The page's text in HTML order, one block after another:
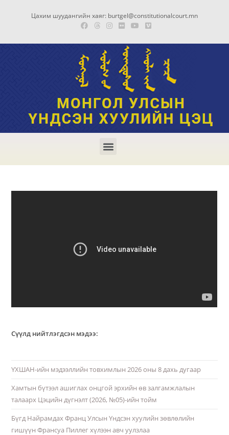
Цахим шуудангийн хаяг: burtgel@constitutionalcourt.mn
Сүүлд нийтлэгдсэн мэдээ:
ҮХШАН-ийн мэдээллийн товхимлын 2026 оны 8 дахь дугаар
Хамтын бүтээл ашиглах онцгой эрхийн өв залгамжлалын
талаарх Цэцийн дүгнэлт (2026, №05)-ийн тойм
Бүгд Найрамдах Франц Улсын Үндсэн хуулийн зөвлөлийн
гишүүн Франсуа Пиллег хүлээн авч уулзлаа